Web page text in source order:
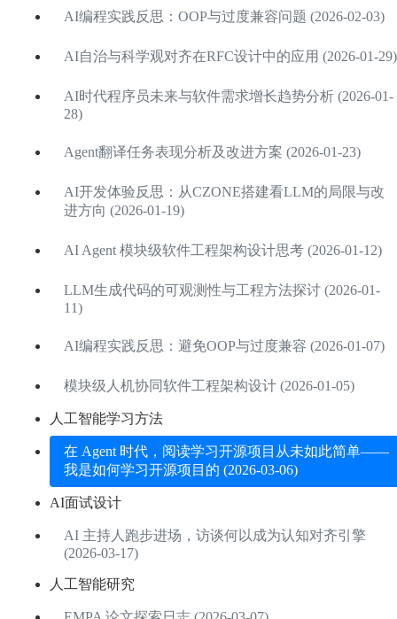
AI编程实践反思：OOP与过度兼容问题 (2026-02-03)
AI自治与科学观对齐在RFC设计中的应用 (2026-01-29)
AI时代程序员未来与软件需求增长趋势分析 (2026-01-
28)
Agent翻译任务表现分析及改进方案 (2026-01-23)
AI开发体验反思：从CZONE搭建看LLM的局限与改
进方向 (2026-01-19)
AI Agent 模块级软件工程架构设计思考 (2026-01-12)
LLM生成代码的可观测性与工程方法探讨 (2026-01-
11)
AI编程实践反思：避免OOP与过度兼容 (2026-01-07)
模块级人机协同软件工程架构设计 (2026-01-05)
人工智能学习方法
在 Agent 时代，阅读学习开源项目从未如此简单——
我是如何学习开源项目的 (2026-03-06)
AI面试设计
AI 主持人跑步进场，访谈何以成为认知对齐引擎
(2026-03-17)
人工智能研究